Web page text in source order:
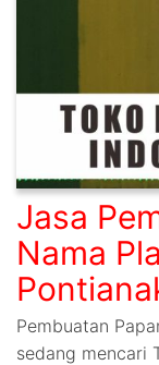
Jasa
Nama
Pembuatan
sedang mencari